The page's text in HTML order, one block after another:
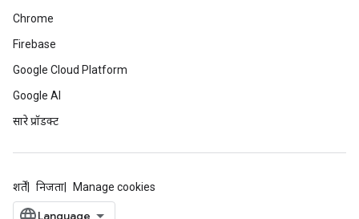
Chrome
Firebase
Google Cloud Platform
Google AI
सारे प्रॉडक्ट
शर्तें निजता Manage cookies